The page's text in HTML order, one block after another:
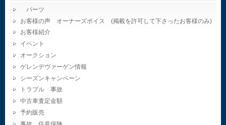
パーツ
お客様の声 オーナーズボイス (掲載を許可して下さったお客様のみ)
お客様紹介
イベント
オークション
ゲレンデヴァーゲン情報
シーズンキャンペーン
トラブル 事故
中古車査定金額
予約販売